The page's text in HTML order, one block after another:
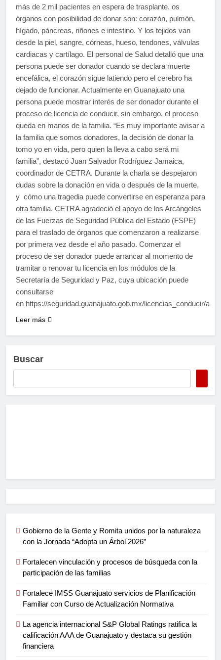
más de 2 mil pacientes en espera de trasplante. os
órganos con posibilidad de donar son: corazón, pulmón,
hígado, páncreas, riñones e intestino. Y los tejidos van
desde la piel, sangre, córneas, hueso, tendones, válvulas
cardiacas y cartílago. El personal de Salud detalló que una
persona puede ser donador cuando se declara muerte
encefálica, el corazón sigue latiendo pero el cerebro ha
dejado de funcionar. Actualmente en Guanajuato una
persona puede mostrar interés de ser donador durante el
proceso de licencia de conducir, sin embargo, el proceso
queda en manos de la familia. “Es muy importante avisar a
la familia que somos donadores, la decisión de donar la
tomo yo en vida, pero quien la lleva a cabo será mi
familia”, destacó Juan Salvador Rodríguez Jamaica,
coordinador de CETRA. Durante la charla se despejaron
dudas sobre la donación en vida o después de la muerte,
y cómo una tragedia puede convertirse en esperanza para
otra familia. CETRA agradeció el apoyo de los Arcángeles
de las Fuerzas de Seguridad Pública del Estado (FSPE)
para el traslado de órganos que comenzaron a realizarse
por primera vez desde el año pasado. Comenzar el
proceso de ser donador puede arrancar al momento de
tramitar o renovar tu licencia en los módulos de la
Secretaría de Seguridad y Paz, cuya ubicación puede
consultarse
en https://seguridad.guanajuato.gob.mx/licencias_conducir/
Leer más
Buscar
Gobierno de la Gente y Romita unidos por la naturaleza
con la Jornada “Adopta un Árbol 2026”
Fortalecen vinculación y procesos de búsqueda con la
participación de las familias
Fortalece IMSS Guanajuato servicios de Planificación
Familiar con Curso de Actualización Normativa
La agencia internacional S&P Global Ratings ratifica la
calificación AAA de Guanajuato y destaca su gestión
financiera